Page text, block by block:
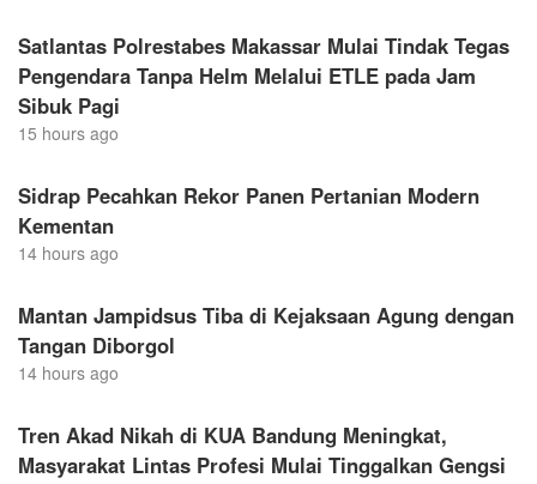
Satlantas Polrestabes Makassar Mulai Tindak Tegas
Pengendara Tanpa Helm Melalui ETLE pada Jam
Sibuk Pagi
15 hours ago
Sidrap Pecahkan Rekor Panen Pertanian Modern
Kementan
14 hours ago
Mantan Jampidsus Tiba di Kejaksaan Agung dengan
Tangan Diborgol
14 hours ago
Tren Akad Nikah di KUA Bandung Meningkat,
Masyarakat Lintas Profesi Mulai Tinggalkan Gengsi